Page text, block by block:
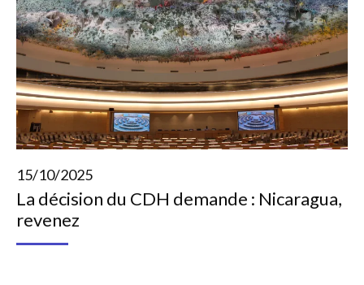
15/10/2025
La décision du CDH demande : Nicaragua,
revenez